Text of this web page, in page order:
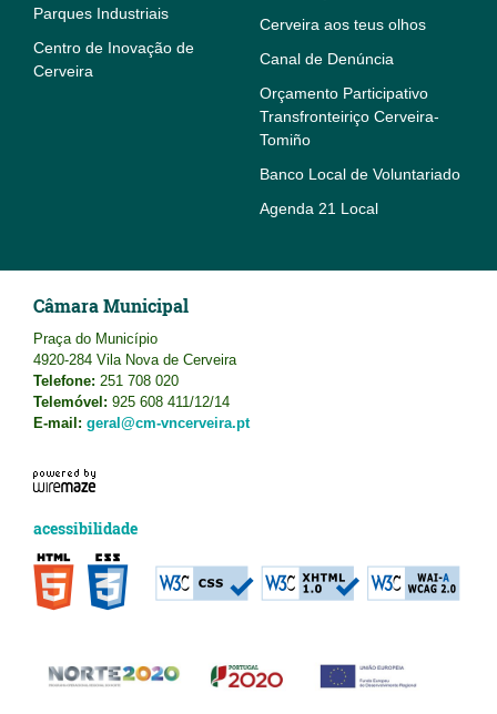
Parques Industriais
Centro de Inovação de
Cerveira
Cerveira aos teus olhos
Canal de Denúncia
Orçamento Participativo
Transfronteiriço Cerveira-
Tomiño
Banco Local de Voluntariado
Agenda 21 Local
Câmara Municipal
Praça do Município
4920-284 Vila Nova de Cerveira
Telefone: 251 708 020
Telemóvel: 925 608 411/12/14
E-mail: geral@cm-vncerveira.pt
acessibilidade